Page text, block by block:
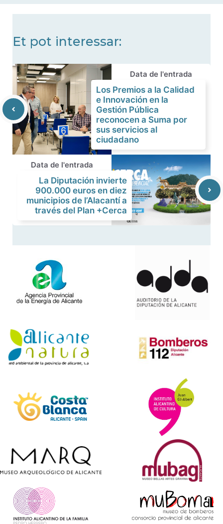
Et pot interessar:
Data de l'entrada
Los Premios a la Calidad
e Innovación en la
Gestión Pública
reconocen a Suma por
sus servicios al
ciudadano
Data de l'entrada
La Diputación invierte
900.000 euros en diez
municipios de l’Alacantí a
través del Plan +Cerca